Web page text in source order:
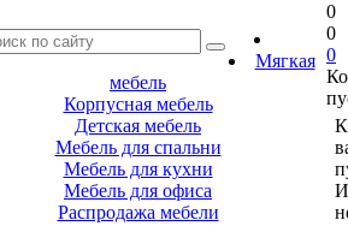
Мягкая
мебель
Корпусная мебель
Детская мебель
Мебель для спальни
Мебель для кухни
Мебель для офиса
Распродажа мебели
0
0
0